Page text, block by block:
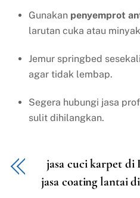
Gunakan penyemprot
larutan cuka atau
Jemur springbed
agar tidak lembap.
Segera hubungi jasa
sulit dihilangkan.
jasa cuci karpet di
jasa coating lantai